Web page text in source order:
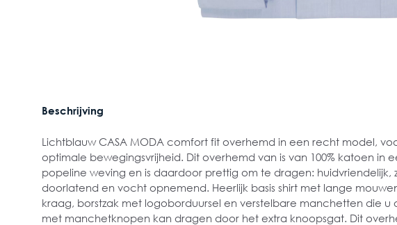
Beschrijving
Lichtblauw CASA MODA comfort fit overhemd in een recht model,
optimale bewegingsvrijheid. Dit overhemd van is van 100% katoen in
popeline weving en is daardoor prettig om te dragen: huidvriendelijk,
doorlatend en vocht opnemend. Heerlijk basis shirt met lange
kraag, borstzak met logoborduursel en verstelbare manchetten die u
met manchetknopen kan dragen door het extra knoopsgat. Dit